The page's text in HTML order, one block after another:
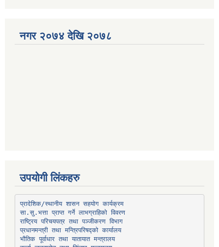
नगर २०७४ देखि २०७८
उपयोगी लिंकहरु
प्रादेशिक/स्थानीय शासन सहयोग कार्यक्रम
सा.सु.भत्ता प्राप्त गर्ने लाभग्राहिको विवरण
राष्ट्रिय परिचयपत्र तथा पञ्‍जीकरण विभाग
प्रधानमन्त्री तथा मन्त्रिपरिषद्को कार्यालय
भौतिक पूर्वाधार तथा यातायात मन्त्रालय